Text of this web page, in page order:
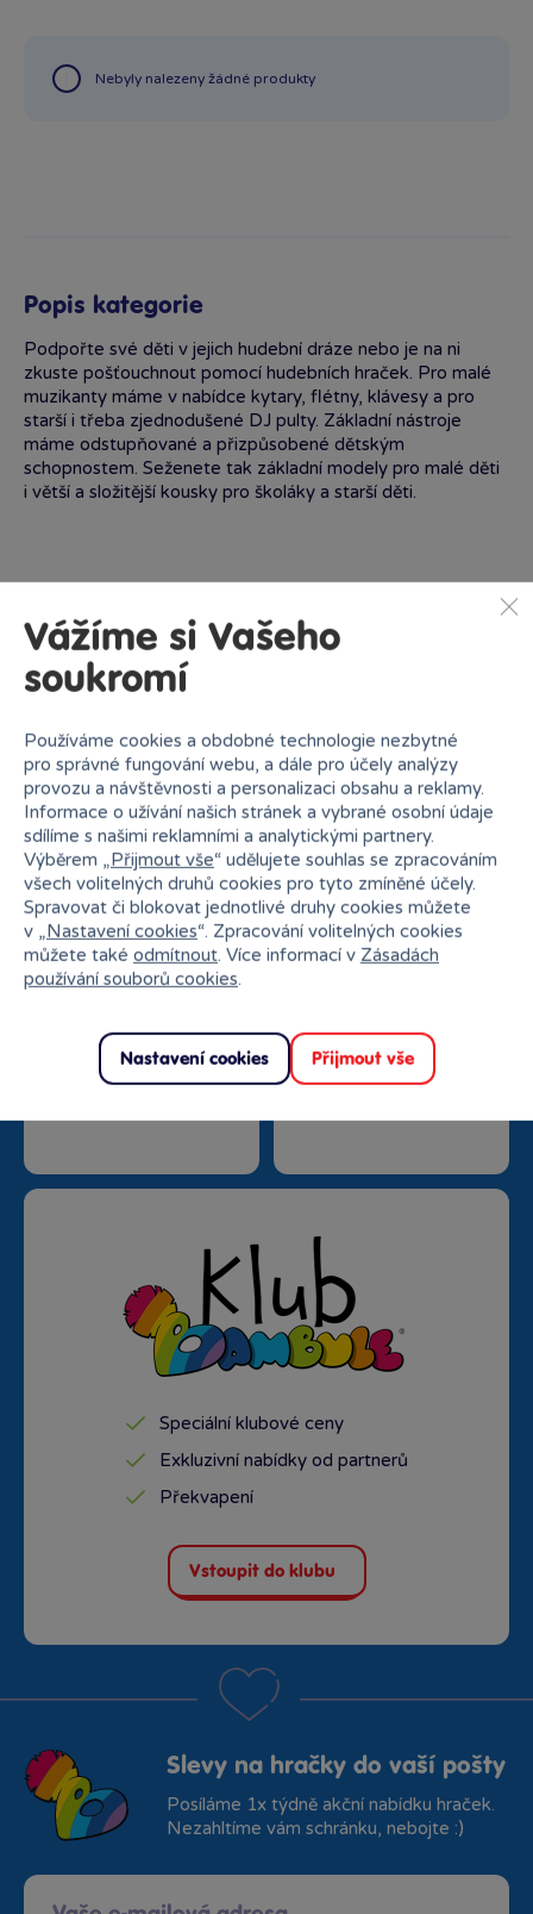
Nebyly nalezeny žádné produkty
Popis kategorie
Podpořte své děti v jejich hudební dráze nebo je na ni
zkuste pošťouchnout pomocí hudebních hraček. Pro malé
muzikanty máme v nabídce kytary, flétny, klávesy a pro
starší i třeba zjednodušené DJ pulty. Základní nástroje
máme odstupňované a přizpůsobené dětským
schopnostem. Seženete tak základní modely pro malé děti
i větší a složitější kousky pro školáky a starší děti.
Proč nakupovat v Bambuli?
Nejširší sortiment na
trhu
27 kamenných prodejen
Doprava zdarma od
Rezervace na prodejně
Speciální klubové ceny
Exkluzivní nabídky od partnerů
Překvapení
Vstoupit do klubu
Slevy na hračky do vaší pošty
Posíláme 1x týdně akční nabídku hraček.
Nezahltíme vám schránku, nebojte :)
Vážíme si Vašeho
soukromí
Používáme cookies a obdobné technologie nezbytné
pro správné fungování webu, a dále pro účely analýzy
provozu a návštěvnosti a personalizaci obsahu a reklamy.
Informace o užívání našich stránek a vybrané osobní údaje
sdílíme s našimi reklamními a analytickými partnery.
Výběrem „Přijmout vše“ udělujete souhlas se zpracováním
všech volitelných druhů cookies pro tyto zmíněné účely.
Spravovat či blokovat jednotlivé druhy cookies můžete
v „Nastavení cookies“. Zpracování volitelných cookies
můžete také odmítnout. Více informací v Zásadách
používání souborů cookies.
Nastavení cookies Přijmout vše